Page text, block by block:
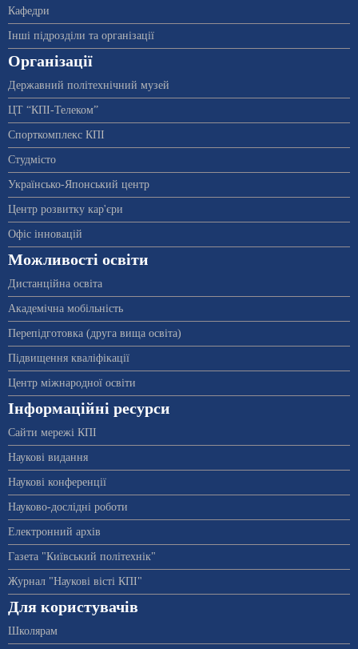
Кафедри
Інші підрозділи та організації
Організації
Державний політехнічний музей
ЦТ “КПІ-Телеком”
Спорткомплекс КПІ
Студмісто
Українсько-Японський центр
Центр розвитку кар'єри
Офіс інновацій
Можливості освіти
Дистанційна освіта
Академічна мобільність
Перепідготовка (друга вища освіта)
Підвищення кваліфікації
Центр міжнародної освіти
Інформаційні ресурси
Сайти мережі КПІ
Наукові видання
Наукові конференції
Науково-дослідні роботи
Електронний архів
Газета "Київський політехнік"
Журнал "Наукові вісті КПІ"
Для користувачів
Школярам